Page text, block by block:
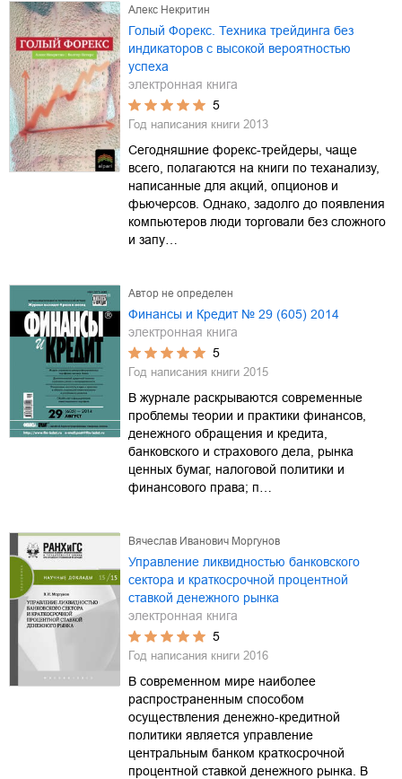
Алекс Некритин
Голый Форекс. Техника трейдинга без
индикаторов с высокой вероятностью
успеха
электронная книга
5
Год написания книги 2013
Сегодняшние форекс-трейдеры, чаще
всего, полагаются на книги по теханализу,
написанные для акций, опционов и
фьючерсов. Однако, задолго до появления
компьютеров люди торговали без сложного
и запу…
Автор не определен
Финансы и Кредит № 29 (605) 2014
электронная книга
5
Год написания книги 2015
В журнале раскрываются современные
проблемы теории и практики финансов,
денежного обращения и кредита,
банковского и страхового дела, рынка
ценных бумаг, налоговой политики и
финансового права; п…
Вячеслав Иванович Моргунов
Управление ликвидностью банковского
сектора и краткосрочной процентной
ставкой денежного рынка
электронная книга
5
Год написания книги 2016
В современном мире наиболее
распространенным способом
осуществления денежно-кредитной
политики является управление
центральным банком краткосрочной
процентной ставкой денежного рынка. В